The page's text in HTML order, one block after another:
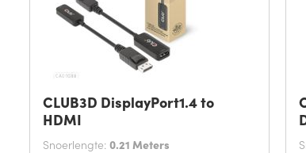
CLUB3D DisplayPort1.4 to
HDMI
Snoerlengte: 0.21 Meters